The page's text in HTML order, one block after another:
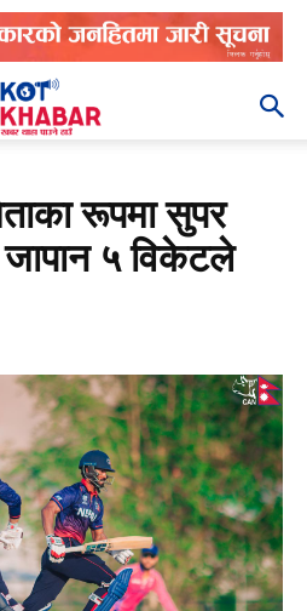
रूपमा सुपर
५ विकेटले